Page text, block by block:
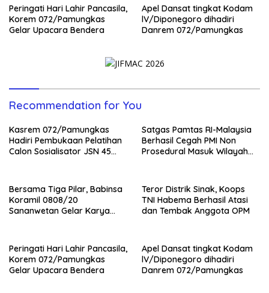
Peringati Hari Lahir Pancasila,
Korem 072/Pamungkas
Gelar Upacara Bendera
Apel Dansat tingkat Kodam
lV/Diponegoro dihadiri
Danrem 072/Pamungkas
Recommendation for You
Kasrem 072/Pamungkas
Hadiri Pembukaan Pelatihan
Calon Sosialisator JSN 45
Satgas Pamtas RI-Malaysia
Berhasil Cegah PMI Non
Prosedural Masuk Wilayah
Bersama Tiga Pilar, Babinsa
Koramil 0808/20
Sananwetan Gelar Karya
Teror Distrik Sinak, Koops
TNI Habema Berhasil Atasi
dan Tembak Anggota OPM
Peringati Hari Lahir Pancasila,
Korem 072/Pamungkas
Gelar Upacara Bendera
Apel Dansat tingkat Kodam
lV/Diponegoro dihadiri
Danrem 072/Pamungkas